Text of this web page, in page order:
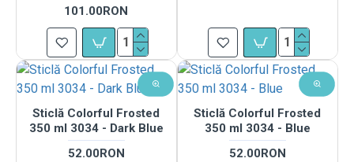
101.00RON
Sticlă Colorful Frosted
350 ml 3034 - Dark Blue
52.00RON
Sticlă Colorful Frosted
350 ml 3034 - Blue
52.00RON